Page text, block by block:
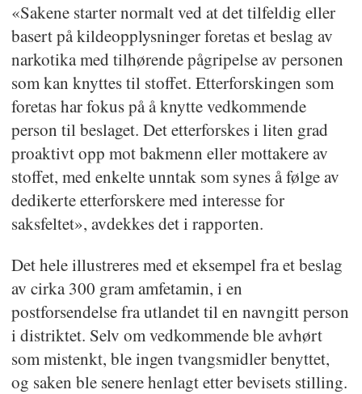
«Sakene starter normalt ved at det tilfeldig eller
basert på kildeopplysninger foretas et beslag av
narkotika med tilhørende pågripelse av personen
som kan knyttes til stoffet. Etterforskingen som
foretas har fokus på å knytte vedkommende
person til beslaget. Det etterforskes i liten grad
proaktivt opp mot bakmenn eller mottakere av
stoffet, med enkelte unntak som synes å følge av
dedikerte etterforskere med interesse for
saksfeltet», avdekkes det i rapporten.
Det hele illustreres med et eksempel fra et beslag
av cirka 300 gram amfetamin, i en
postforsendelse fra utlandet til en navngitt person
i distriktet. Selv om vedkommende ble avhørt
som mistenkt, ble ingen tvangsmidler benyttet,
og saken ble senere henlagt etter bevisets stilling.